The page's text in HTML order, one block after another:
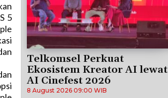
5
Telkomsel Perkuat
Ekosistem Kreator AI lewat
AI Cinefest 2026
8 August 2026 09:00 WIB